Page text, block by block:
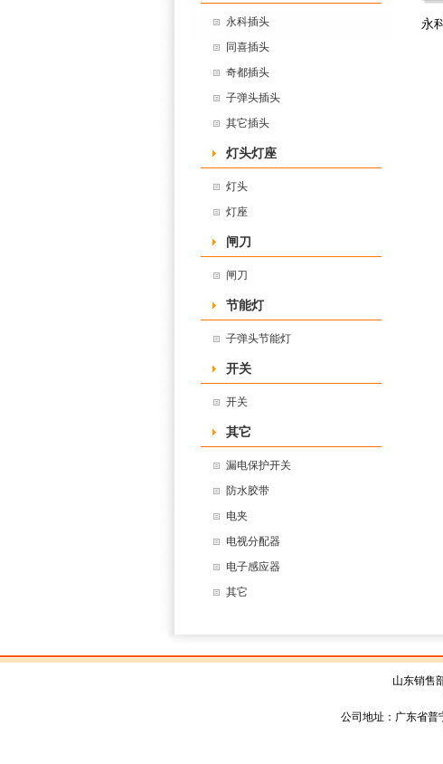
永科插头
同喜插头
奇都插头
子弹头插头
其它插头
灯头灯座
灯头
灯座
闸刀
闸刀
节能灯
子弹头节能灯
开关
开关
其它
漏电保护开关
防水胶带
电夹
电视分配器
电子感应器
其它
永
山东销售
公司地址：广东省普